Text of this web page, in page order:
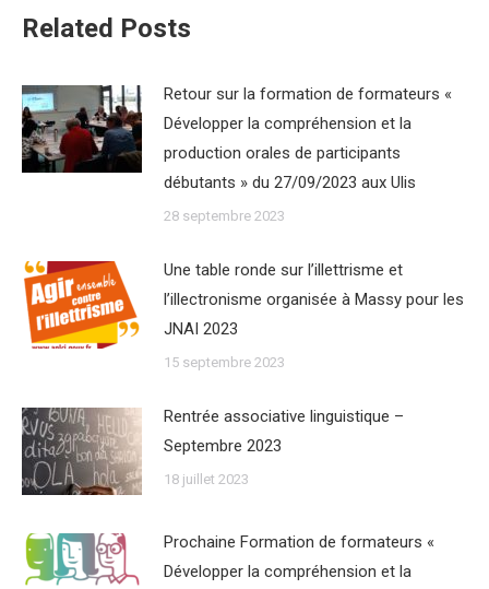
Related Posts
Retour sur la formation de formateurs «
Développer la compréhension et la
production orales de participants
débutants » du 27/09/2023 aux Ulis
28 septembre 2023
Une table ronde sur l’illettrisme et
l’illectronisme organisée à Massy pour les
JNAI 2023
15 septembre 2023
Rentrée associative linguistique –
Septembre 2023
18 juillet 2023
Prochaine Formation de formateurs «
Développer la compréhension et la